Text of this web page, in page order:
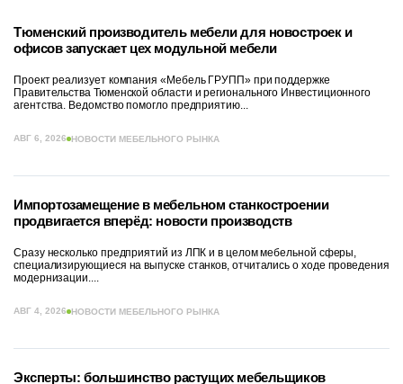
Тюменский производитель мебели для новостроек и
офисов запускает цех модульной мебели
Проект реализует компания «Мебель ГРУПП» при поддержке
Правительства Тюменской области и регионального Инвестиционного
агентства. Ведомство помогло предприятию...
АВГ 6, 2026 НОВОСТИ МЕБЕЛЬНОГО РЫНКА
Импортозамещение в мебельном станкостроении
продвигается вперёд: новости производств
Сразу несколько предприятий из ЛПК и в целом мебельной сферы,
специализирующиеся на выпуске станков, отчитались о ходе проведения
модернизации....
АВГ 4, 2026 НОВОСТИ МЕБЕЛЬНОГО РЫНКА
Эксперты: большинство растущих мебельщиков